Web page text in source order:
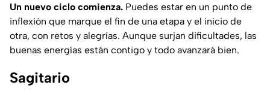
Un nuevo ciclo comienza. Puedes estar en un punto de
inflexión que marque el fin de una etapa y el inicio de
otra, con retos y alegrías. Aunque surjan dificultades, las
buenas energías están contigo y todo avanzará bien.
Sagitario